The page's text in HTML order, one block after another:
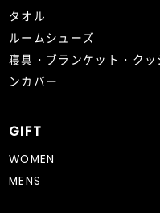
タオル
ルームシューズ
寝具・ブランケット・クッ
ンカバー
GIFT
WOMEN
MENS